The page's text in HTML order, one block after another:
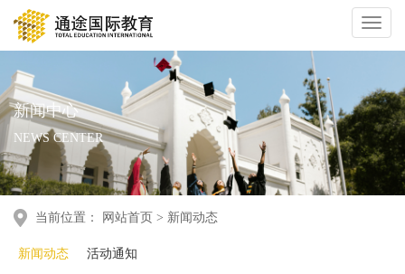
Toggle
新闻中心
NEWS CENTER
当前位置： 网站首页 > 新闻动态
新闻动态 活动通知